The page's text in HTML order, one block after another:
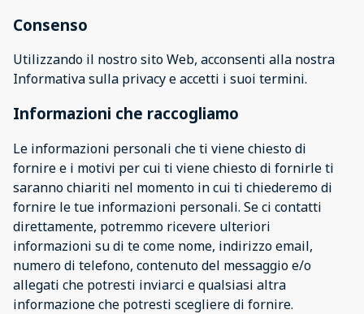
Consenso
Utilizzando il nostro sito Web, acconsenti alla nostra
Informativa sulla privacy e accetti i suoi termini.
Informazioni che raccogliamo
Le informazioni personali che ti viene chiesto di
fornire e i motivi per cui ti viene chiesto di fornirle ti
saranno chiariti nel momento in cui ti chiederemo di
fornire le tue informazioni personali. Se ci contatti
direttamente, potremmo ricevere ulteriori
informazioni su di te come nome, indirizzo email,
numero di telefono, contenuto del messaggio e/o
allegati che potresti inviarci e qualsiasi altra
informazione che potresti scegliere di fornire.